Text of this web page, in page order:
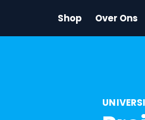
Shop Over Ons